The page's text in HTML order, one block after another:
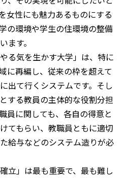
女性にも魅力あるものにする
の環境や学生の住環境の整備
ます。
る気を生かす大学」は、特に
に再編し、従来の枠を超えて
出て行くシステムです。そし
する教員の主体的な役割分担
員に関しても、各自の得意と
てもらい、教職員ともに適切
給与などのシステム造りが必
立」は最も重要で、最も難し